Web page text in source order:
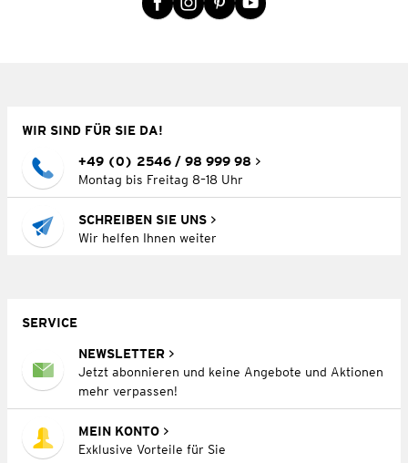
WIR SIND FÜR SIE DA!
+49 (0) 2546 / 98 999 98
Montag bis Freitag 8–18 Uhr
SCHREIBEN SIE UNS
Wir helfen Ihnen weiter
SERVICE
NEWSLETTER
Jetzt abonnieren und keine Angebote und Aktionen
mehr verpassen!
MEIN KONTO
Exklusive Vorteile für Sie